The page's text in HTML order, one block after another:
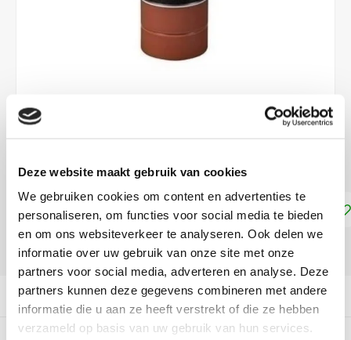
Deze website maakt gebruik van cookies
We gebruiken cookies om content en advertenties te
personaliseren, om functies voor social media te bieden
en om ons websiteverkeer te analyseren. Ook delen we
informatie over uw gebruik van onze site met onze
partners voor social media, adverteren en analyse. Deze
partners kunnen deze gegevens combineren met andere
informatie die u aan ze heeft verstrekt of die ze hebben
verzameld op basis van uw gebruik van hun services.
DIRECT LEVERBAAR
Toevoegen aan winkelwagen
DELEN:
Productomschrijving